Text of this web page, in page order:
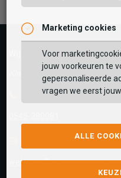
Wij helpen je graag!
Klantenservice is gesloten
Telefoon
Antwoord binnen
webshop@schuurman-
Marketing cookies
Voor
jouw voorkeuren te
gepersonaliseerde
vragen we eerst
ALLE